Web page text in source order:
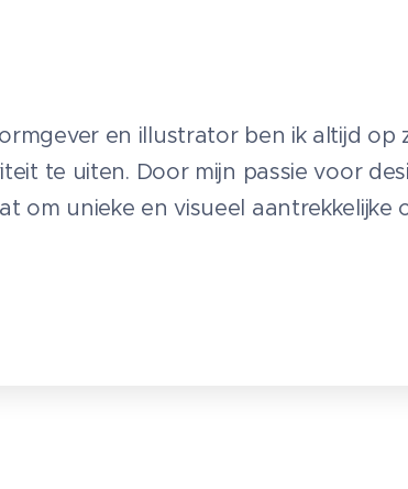
en illustrator ben ik altijd op
te uiten. Door mijn passie voor
om unieke en visueel aantrekkelijke